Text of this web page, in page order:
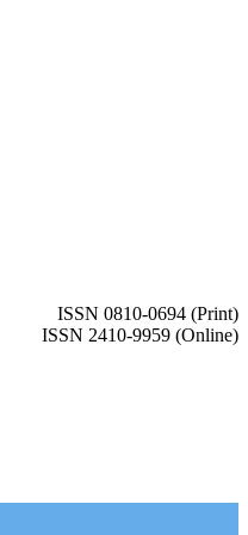
ISSN 0810-0694 (Print)
ISSN 2410-9959 (Online)